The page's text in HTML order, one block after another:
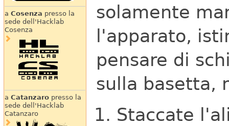
a Cosenza presso la
sede dell'Hacklab
Cosenza
a Catanzaropresso la
sede dell'Hacklab
Catanzaro
solamente
l'apparato,
pensare di
sulla basetta,
Staccate